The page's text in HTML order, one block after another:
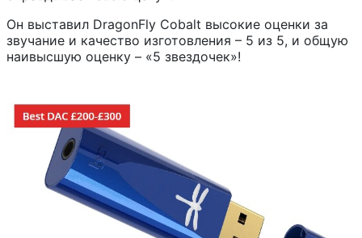
Он выставил DragonFly Cobalt высокие оценки за
звучание и качество изготовления – 5 из 5, и общую
наивысшую оценку – «5 звездочек»!